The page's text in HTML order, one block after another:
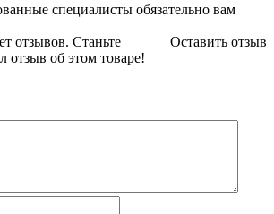
специалисты обязательно вам
Оставить отзыв
отзывов. Станьте
отзыв об этом товаре!